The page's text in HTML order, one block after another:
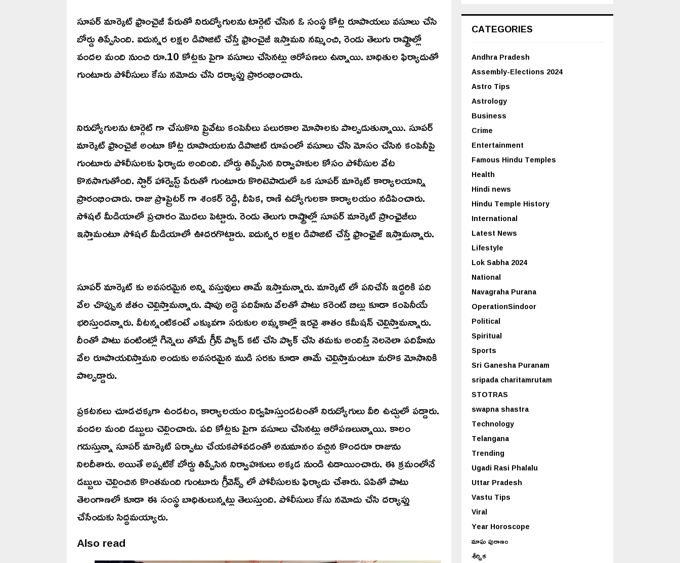
సూపర్ మార్కెట్ ఫ్రాంచైజీ పేరుతో నిరుద్యోగులను టార్గెట్ చేసిన ఓ సంస్థ కోట్ల రూపాయలు వసూలు చేసి
బోర్డు తిప్పేసింది. ఐదున్నర లక్షల డిపాజిట్ చేస్తే ఫ్రాంచైజీ ఇస్తామని నమ్మించి, రెండు తెలుగు రాష్ట్రాల్లో
వందల మంది నుంచి రూ.10 కోట్లకు పైగా వసూలు చేసినట్లు ఆరోపణలు ఉన్నాయి. బాధితుల ఫిర్యాదుతో
గుంటూరు పోలీసులు కేసు నమోదు చేసి దర్యాప్తు ప్రారంభించారు.
నిరుద్యోగులను టార్గెట్ గా చేసుకొని ప్రైవేటు కంపెనీలు పలురకాల మోసాలకు పాల్పడుతున్నాయి. సూపర్
మార్కెట్ ఫ్రాంచైజీ అంటూ కోట్ల రూపాయలను డిపాజిట్ రూపంలో వసూలు చేసి మోసం చేసిన కంపెనీపై
గుంటూరు పోలీసులకు ఫిర్యాదు అందింది. బోర్డు తిప్పేసిన నిర్వాహకుల కోసం పోలీసుల వేట
కొనసాగుతోంది. స్టార్ హార్వెస్ట్ పేరుతో గుంటూరు కొరిటెపాడులో ఒక సూపర్ మార్కెట్ కార్యాలయాన్ని
ప్రారంభించారు. రాజు ప్రొప్రైటర్ గా శంకర్ రెడ్డి, దీపిక, రాణి ఉద్యోగులకా కార్యాలయం నడిపించారు.
సోషల్ మీడియాలో ప్రచారం మొదలు పెట్టారు. రెండు తెలుగు రాష్ట్రాల్లో సూపర్ మార్కెట్ ప్రాంఛైజీలు
ఇస్తామంటూ సోషల్ మీడియాలో ఊదరగొట్టారు. ఐదున్నర లక్షల డిపాజిట్ చేస్తే ఫ్రాంఛైజ్ ఇస్తామన్నారు.
సూపర్ మార్కెట్ కు అవసరమైన అన్ని వస్తువులు తామే ఇస్తామన్నారు. మార్కెట్ లో పనిచేసే ఇద్దరికి పది
వేల చొప్పున జీతం చెల్లిస్తామన్నారు. షాపు అద్దె పదిహేను వేలతో పాటు కరెంట్ బిల్లు కూడా కంపెనీయే
భరిస్తుందన్నారు. వీటన్నంటికంటే ఎక్కువగా సరుకుల అమ్మకాల్లో ఇరవై శాతం కమీషన్ చెల్లిస్తామన్నారు.
దీంతో పాటు వంటింట్లో గిన్నెలు తోమే గ్రీన్ ప్యాడ్ కట్ చేసి ప్యాక్ చేసి తమకు అందిస్తే నెలనెలా పదిహేను
వేల రూపాయలిస్తామని అందుకు అవసరమైన ముడి సరకు కూడా తామే చెల్లిస్తామంటూ మరొక మోసానికి
పాల్పడ్డారు.
ప్రకటనలు చూడచక్కగా ఉండటం, కార్యాలయం నిర్వహిస్తుండటంతో నిరుద్యోగులు వీరి ఉచ్చులో పడ్డారు.
వందల మంది డబ్బులు చెల్లించారు. పది కోట్లకు పైగా వసూలు చేసినట్లు ఆరోపణలున్నాయి. కాలం
గడుస్తున్నా సూపర్ మార్కెట్ ఏర్పాటు చేయకపోవడంతో అనుమానం వచ్చిన కొందరూ రాజును
నిలదీశారు. అయితే అప్పటికే బోర్డు తిప్పేసిన నిర్వాహకులు అక్కడ నుండి ఉడాయించారు. ఈ క్రమంలోనే
డబ్బులు చెల్లించిన కొంతమంది గుంటూరు గ్రీవెన్స్ లో పోలీసులకు ఫిర్యాదు చేశారు. ఏపితో పాటు
తెలంగాణలో కూడా ఈ సంస్థ బాధితులున్నట్లు తెలుస్తుంది. పోలీసులు కేసు నమోదు చేసి దర్యాప్తు
చేసేందుకు సిద్దమయ్యారు.
Also read
CATEGORIES
Andhra Pradesh
Assembly-Elections 2024
Astro Tips
Astrology
Business
Crime
Entertainment
Famous Hindu Temples
Health
Hindi news
Hindu Temple History
International
Latest News
Lifestyle
Lok Sabha 2024
National
Navagraha Purana
OperationSindoor
Political
Spiritual
Sports
Sri Ganesha Puranam
sripada charitamrutam
STOTRAS
swapna shastra
Technology
Telangana
Trending
Ugadi Rasi Phalalu
Uttar Pradesh
Vastu Tips
Viral
Year Horoscope
మాఘ పురాణం
శీర్షిక